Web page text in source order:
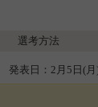
選考方法
発表日：2月5日(月